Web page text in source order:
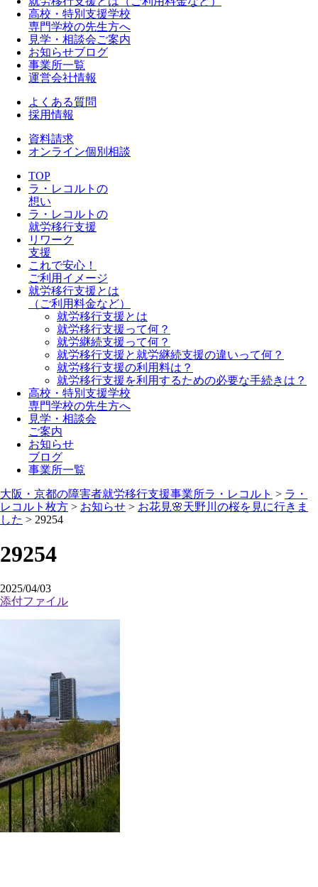
高校・特別支援学校
専門学校の先生方へ
見学・相談会ご案内
お知らせブログ
事業所一覧
運営会社情報
よくある質問
採用情報
資料請求
オンライン個別相談
TOP
ラ・レコルトの
想い
ラ・レコルトの
就労移行支援
リワーク
支援
これで安心！
ご利用イメージ
就労移行支援とは
（ご利用料金など）
就労移行支援とは
就労移行支援って何？
就労継続支援って何？
就労移行支援と就労継続支援の違いって何？
就労移行支援の利用料は？
就労移行支援を利用するための必要な手続きは？
高校・特別支援学校
専門学校の先生方へ
見学・相談会
ご案内
お知らせ
ブログ
事業所一覧
大阪・京都の障害者就労移行支援事業所ラ・レコルト > ラ・
レコルト枚方 > お知らせ > お花見🌸天野川の桜を見に行きま
した > 29254
29254
2025/04/03
添付ファイル